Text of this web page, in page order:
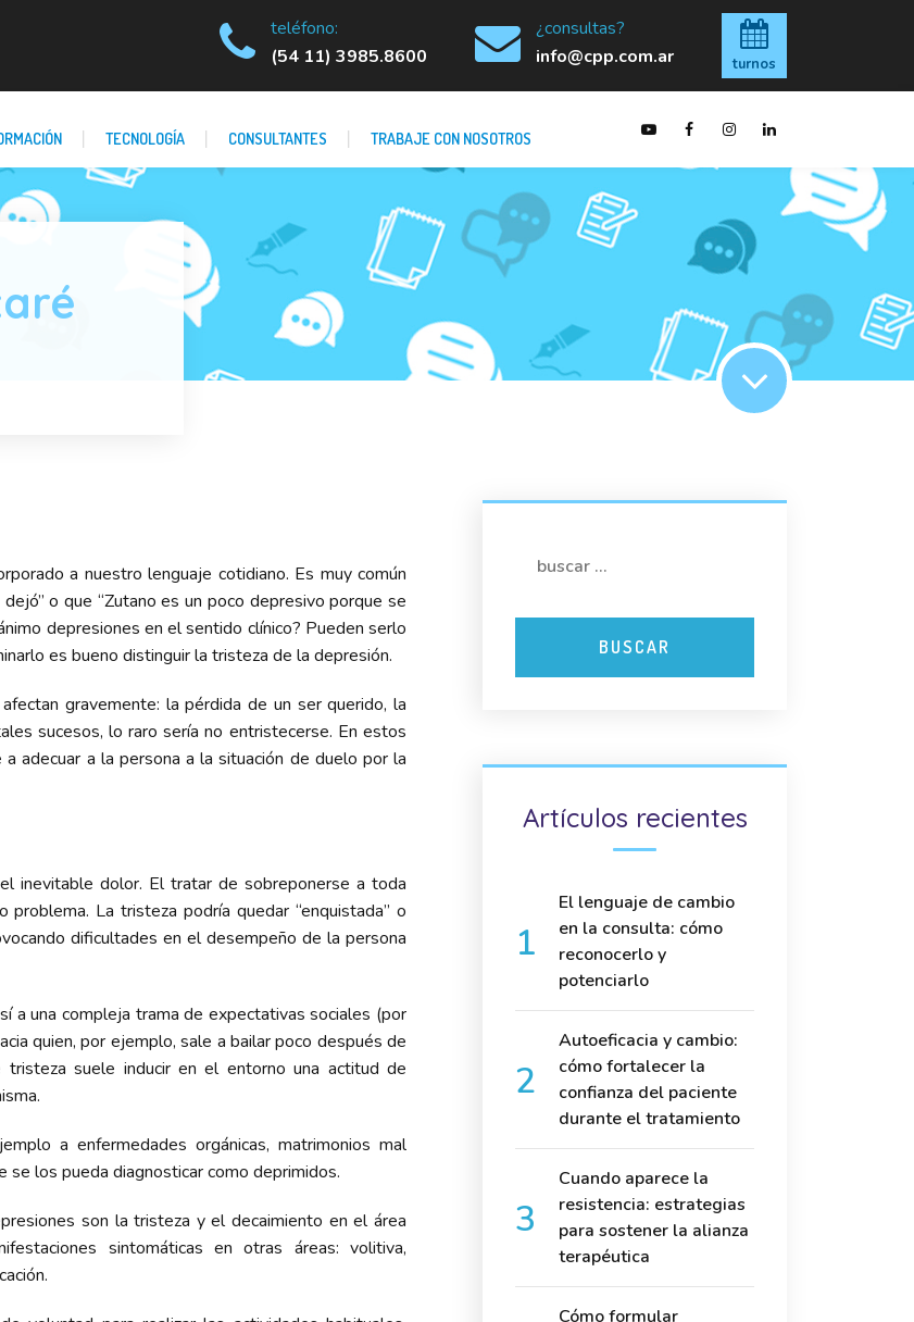
teléfono:
(54 11) 3985.8600
¿consultas?
info@cpp.com.ar
turnos
TECNOLOGÍA CONSULTANTES TRABAJE CON NOSOTROS
a nuestro lenguaje cotidiano. Es muy común
o que “Zutano es un poco depresivo porque se
depresiones en el sentido clínico? Pueden serlo
es bueno distinguir la tristeza de la depresión.
gravemente: la pérdida de un ser querido, la
sucesos, lo raro sería no entristecerse. En estos
adecuar a la persona a la situación de duelo por la
inevitable dolor. El tratar de sobreponerse a toda
La tristeza podría quedar “enquistada” o
dificultades en el desempeño de la persona
a una compleja trama de expectativas sociales (por
quien, por ejemplo, sale a bailar poco después de
suele inducir en el entorno una actitud de
a enfermedades orgánicas, matrimonios mal
se los pueda diagnosticar como deprimidos.
son la tristeza y el decaimiento en el área
sintomáticas en otras áreas: volitiva,
Artículos recientes
El lenguaje de cambio
en la consulta: cómo
reconocerlo y
potenciarlo
Autoeficacia y cambio:
cómo fortalecer la
confianza del paciente
durante el tratamiento
Cuando aparece la
resistencia: estrategias
para sostener la alianza
terapéutica
Cómo formular